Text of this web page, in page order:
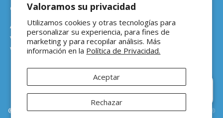
Valoramos su privacidad
Utilizamos cookies y otras tecnologías para
personalizar su experiencia, para fines de
marketing y para recopilar análisis. Más
información en la Política de Privacidad.
Aceptar
Rechazar
Contáctanos
Atención a empresas
ventasb2b@ferreteriaeloso.mx
WhatsApp: 464 205 4992
®Ferretería El Oso Todos los derechos reservados |Vitamina Online®